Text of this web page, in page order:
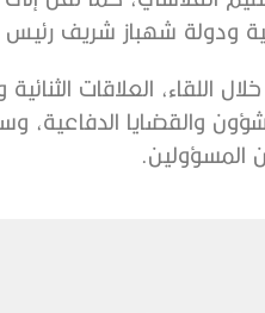
ودولة شهباز شريف رئيس
اللقاء، العلاقات
والقضايا الدفاعية،
المسؤولين.